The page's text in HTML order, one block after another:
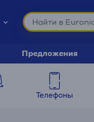
Предложения
Телефоны